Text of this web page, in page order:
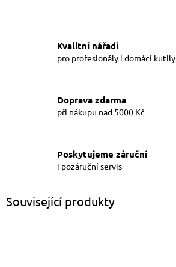
Kvalitní nářadí
pro profesionály i domácí kutily
Doprava zdarma
při nákupu nad 5000 Kč
Poskytujeme záruční
i pozáruční servis
Související produkty